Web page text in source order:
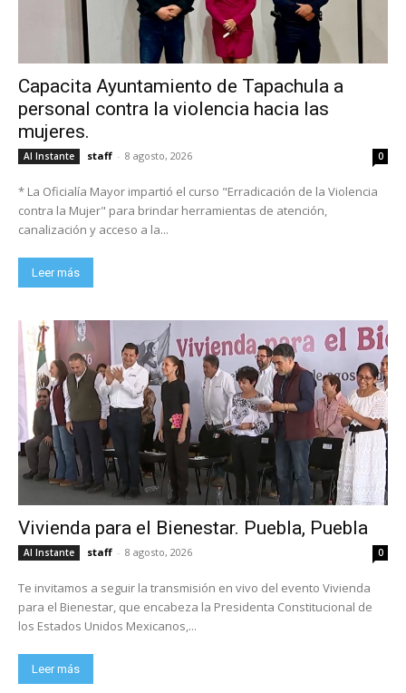
Capacita Ayuntamiento de Tapachula a
personal contra la violencia hacia las
mujeres.
Al Instante staff - 8 agosto, 2026 0
* La Oficialía Mayor impartió el curso "Erradicación de la Violencia
contra la Mujer" para brindar herramientas de atención,
canalización y acceso a la...
Leer más
Vivienda para el Bienestar. Puebla, Puebla
Al Instante staff - 8 agosto, 2026 0
Te invitamos a seguir la transmisión en vivo del evento Vivienda
para el Bienestar, que encabeza la Presidenta Constitucional de
los Estados Unidos Mexicanos,...
Leer más